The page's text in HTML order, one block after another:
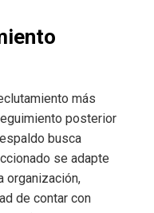
más
posterior
busca
se adapte
organización,
de contar con